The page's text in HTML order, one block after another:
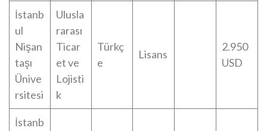
İstanb
ul
Nişan
taşı
Ünive
rsitesi
Ulusla
rarası
Ticar
et ve
Lojisti
k
Türkç
e
Lisans
2.950
USD
İstanb